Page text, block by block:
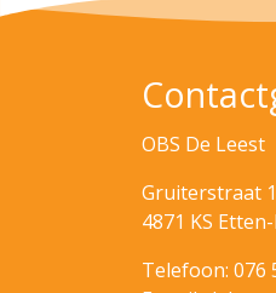
OBS De Leest
Gruiterstraat 1
4871 KS
Telefoon: 076